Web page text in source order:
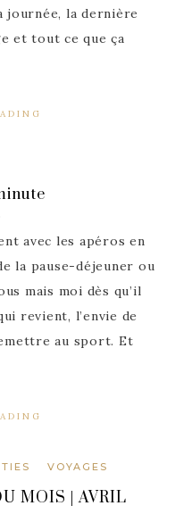
journée, la dernière
et tout ce que ça
avec les apéros en
la pause-déjeuner ou
mais moi dès qu’il
revient, l’envie de
au sport. Et
VOYAGES
MOIS | AVRIL